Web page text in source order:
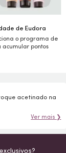
de Eudora
o programa de
acumular pontos
acetinado na
Ver mais ❯